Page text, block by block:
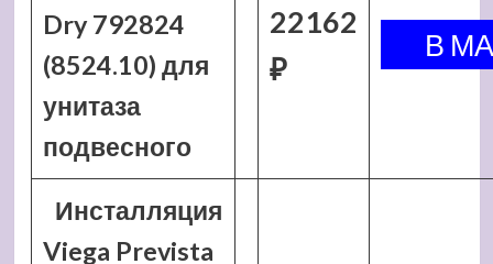
Dry 792824
(8524.10) для
унитаза
подвесного
22162
₽
Инсталляция
Viega Prevista